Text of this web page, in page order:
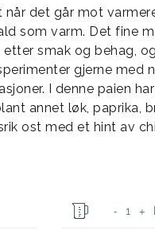
det går mot
som varm. Det fine
etter smak og behag,
gjerne med
I denne paien
annet løk, paprika,
ost med et hint av
- 1 +